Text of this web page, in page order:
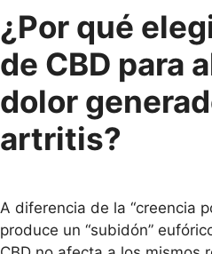
¿Por qué
de CBD para
dolor
artritis?
A diferencia de la “creencia
produce un “subidón”